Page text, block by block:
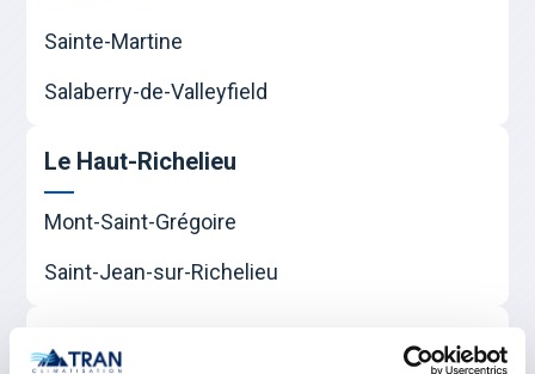
Sainte-Martine
Salaberry-de-Valleyfield
Le Haut-Richelieu
Mont-Saint-Grégoire
Saint-Jean-sur-Richelieu
Île-des-Sœurs